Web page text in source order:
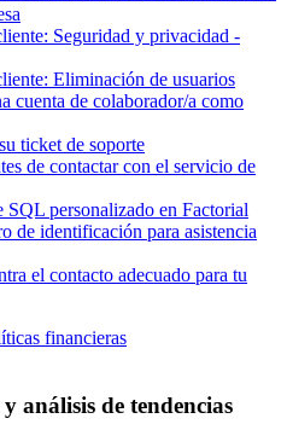
Seguridad y privacidad -
Eliminación de usuarios
cuenta de colaborador/a como
ticket de soporte
de contactar con el servicio de
personalizado en Factorial
de identificación para asistencia
el contacto adecuado para tu
financieras
análisis de tendencias